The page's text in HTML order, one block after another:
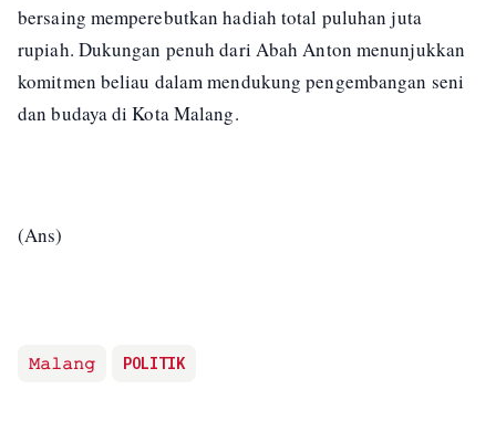
bersaing memperebutkan hadiah total puluhan juta
rupiah. Dukungan penuh dari Abah Anton menunjukkan
komitmen beliau dalam mendukung pengembangan seni
dan budaya di Kota Malang.
(Ans)
𝙼𝚊𝚕𝚊𝚗𝚐 POLITIK